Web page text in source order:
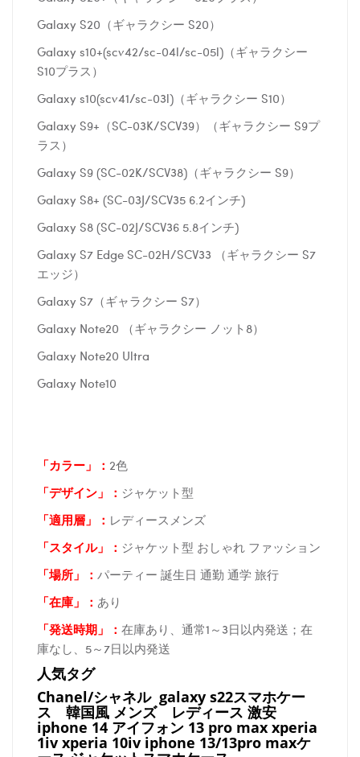
Galaxy S20（ギャラクシー S20）
Galaxy s10+(scv42/sc-04l/sc-05l)（ギャラクシー
S10プラス）
Galaxy s10(scv41/sc-03l)（ギャラクシー S10）
Galaxy S9+（SC-03K/SCV39）（ギャラクシー S9プ
ラス）
Galaxy S9 (SC-02K/SCV38)（ギャラクシー S9）
Galaxy S8+ (SC-03J/SCV35 6.2インチ)
Galaxy S8 (SC-02J/SCV36 5.8インチ)
Galaxy S7 Edge SC-02H/SCV33 （ギャラクシー S7
エッジ）
Galaxy S7（ギャラクシー S7）
Galaxy Note20 （ギャラクシー ノット8）
Galaxy Note20 Ultra
Galaxy Note10
「カラー」： 2色
「デザイン」
： ジャケット型
「適用層」： レディースメンズ
「スタイル」： ジャケット型 おしゃれ ファッション
「場所 」： パーティー 誕生日 通勤 通学 旅行
「在庫 」： あり
「発送時期 」： 在庫あり、通常1～3日以内発送；在
庫なし、5～7日以内発送
人気タグ
Chanel/シャネル galaxy s22スマホケー
ス 韓国風 メンズ レディース 激安
iphone 14 アイフォン 13 pro max xperia
1iv xperia 10iv iphone 13/13pro maxケ